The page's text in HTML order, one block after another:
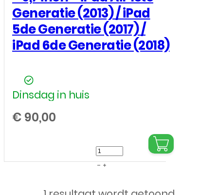
Generatie (2013) / iPad
5de Generatie (2017) /
iPad 6de Generatie (2018)
Dinsdag in huis
€ 90,00
LCD
/